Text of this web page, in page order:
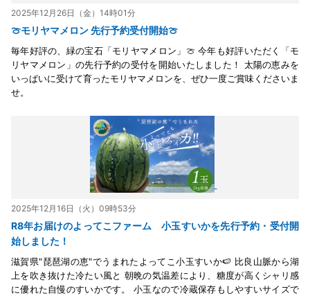
2025年12月26日（金）14時01分
🍈モリヤマメロン 先行予約受付開始🍈
毎年好評の、緑の宝石「モリヤマメロン」🍈 今年も好評いただく「モ
リヤマメロン」の先行予約の受付を開始いたしました！ 太陽の恵みを
いっぱいに受けて育ったモリヤマメロンを、ぜひ一度ご賞味くださいま
せ。
2025年12月16日（火）09時53分
R8年お届けのよってこファーム 小玉すいかを先行予約・受付開
始しました！
滋賀県"琵琶湖の恵"でうまれたよってこ小玉すいか🍉 比良山脈から湖
上を吹き抜けた冷たい風と 朝晩の気温差により、糖度が高くシャリ感
に優れた自慢のすいかです。 小玉なので冷蔵保存もしやすいサイズで